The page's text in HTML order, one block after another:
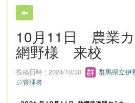
10月11日 農業
網野様 来校
投稿日時 : 2024/10/30
群馬県立伊
ジ管理者